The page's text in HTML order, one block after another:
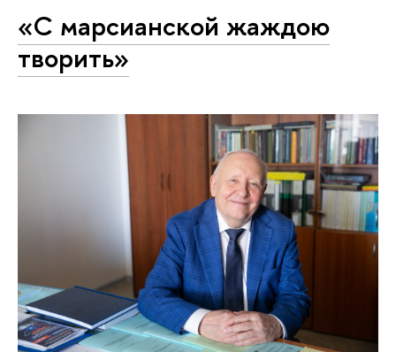
«С марсианской жаждою
творить»